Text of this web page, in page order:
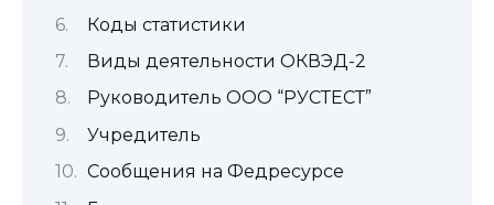
Коды статистики
Виды деятельности ОКВЭД-2
Руководитель ООО “РУСТЕСТ”
Учредитель
Сообщения на Федресурсе